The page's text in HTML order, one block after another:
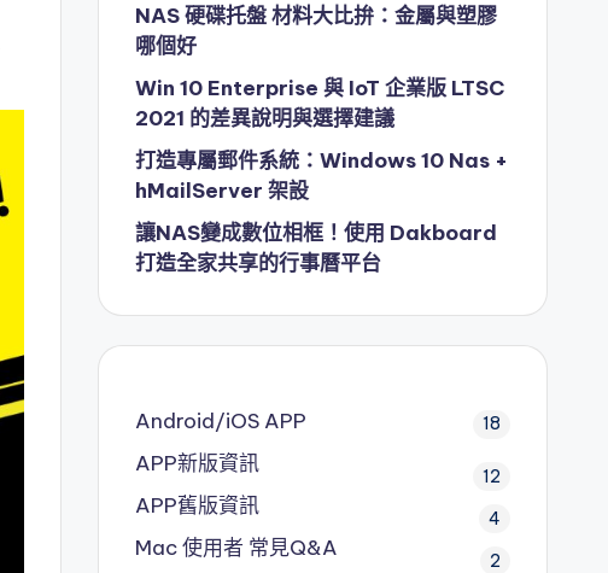
NAS 硬碟托盤 材料大比拚：金屬與塑膠
哪個好
Win 10 Enterprise 與 IoT 企業版 LTSC
2021 的差異說明與選擇建議
打造專屬郵件系統：Windows 10 Nas +
hMailServer 架設
讓NAS變成數位相框！使用 Dakboard
打造全家共享的行事曆平台
Android/iOS APP 18
APP新版資訊 12
APP舊版資訊 4
Mac 使用者 常見Q&A 2